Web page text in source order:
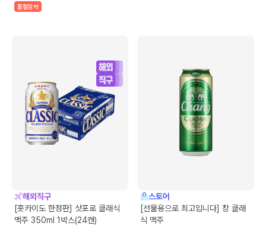
품절임박
해외직구
[홋카이도 한정판] 삿포로 클래식
맥주 350ml 1박스(24캔)
스토어
[선물용으로 최고입니다] 창 클래
식 맥주